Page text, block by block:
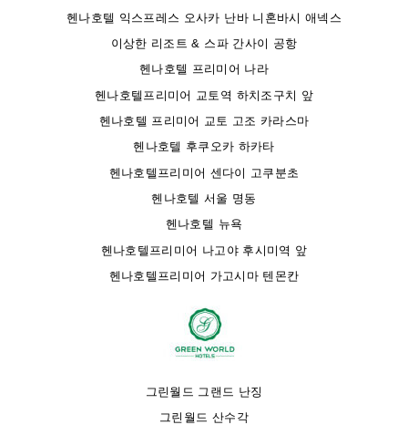
헨나호텔 익스프레스 오사카 난바 니혼바시 애넥스
이상한 리조트 & 스파 간사이 공항
헨나호텔 프리미어 나라
헨나호텔프리미어 교토역 하치조구치 앞
헨나호텔 프리미어 교토 고조 카라스마
헨나호텔 후쿠오카 하카타
헨나호텔프리미어 센다이 고쿠분초
헨나호텔 서울 명동
헨나호텔 뉴욕
헨나호텔프리미어 나고야 후시미역 앞
헨나호텔프리미어 가고시마 텐몬칸
그린월드 그랜드 난징
그린월드 산수각